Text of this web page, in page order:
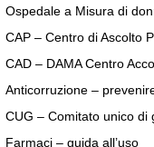
Ospedale a Misura di
CAP – Centro di Ascolto
CAD – DAMA Centro
Anticorruzione –
CUG – Comitato unico di
Farmaci – guida all’uso